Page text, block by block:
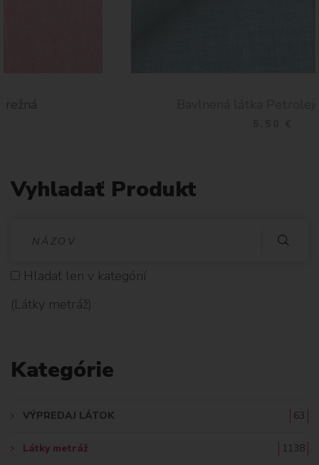
Vyhladať Produkt
D
Hladať len v kategórií
(Látky metráž)
Kategórie
VÝPREDAJ LÁTOK 63
Látky metráž 1138